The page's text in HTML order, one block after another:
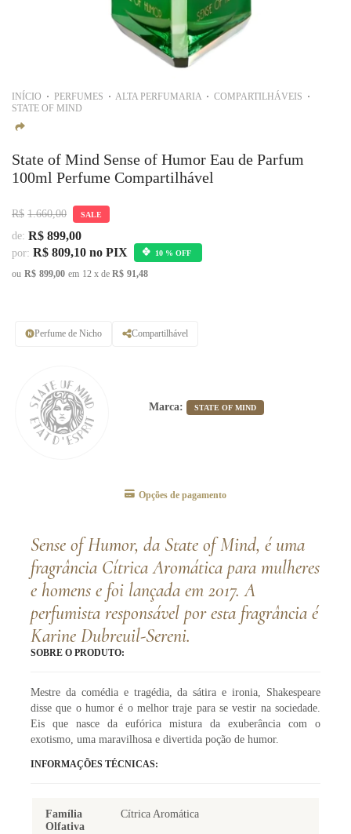
INÍCIO PERFUMES ALTA PERFUMARIA
COMPARTILHÁVEIS
STATE OF MIND
State of Mind Sense of Humor Eau de Parfum
100ml Perfume Compartilhável
R$ 1.660,00 SALE
de: R$ 899,00
por: R$ 809,10 no PIX 10 % OFF
ou R$ 899,00 em 12 x de R$ 91,48
Marca: STATE OF MIND
Perfume de Nicho Compartilhável
Opções de pagamento
Sense of Humor, da State of Mind, é uma
fragrância Cítrica Aromática para mulheres
e homens e foi lançada em 2017. A
perfumista responsável por esta fragrância é
Karine Dubreuil-Sereni.
SOBRE O PRODUTO:
Mestre da comédia e tragédia, da sátira e ironia, Shakespeare
disse que o humor é o melhor traje para se vestir na sociedade.
Eis que nasce da eufórica mistura da exuberância com o
exotismo, uma maravilhosa e divertida poção de humor.
INFORMAÇÕES TÉCNICAS:
Família
Olfativa
Cítrica Aromática